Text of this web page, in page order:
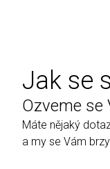
Jak se
Ozveme se
Máte nějaký
a my se Vám